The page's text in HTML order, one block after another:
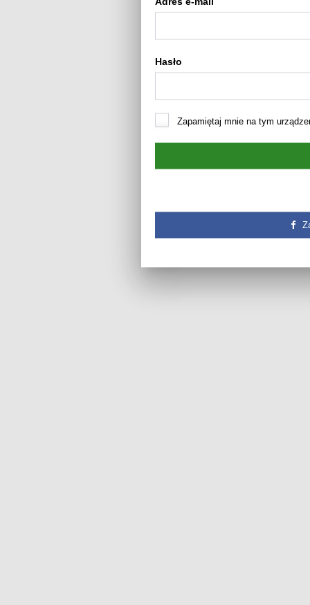
Hasło
Zapamiętaj mnie na tym